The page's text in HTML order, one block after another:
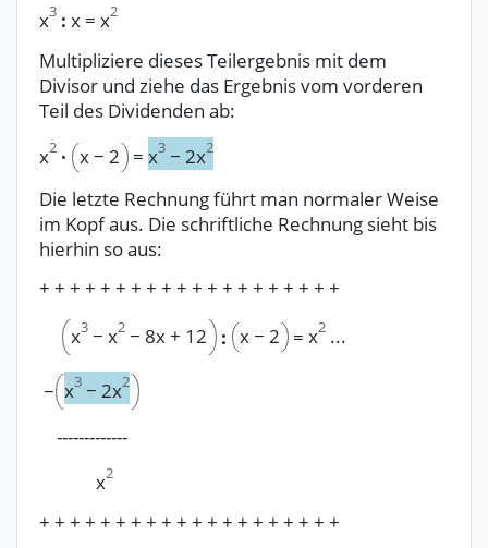
x3 : x = x2
Multipliziere dieses Teilergebnis mit dem
Divisor und ziehe das Ergebnis vom vorderen
Teil des Dividenden ab:
x2 · x− 2 = x3 − 2x2
Die letzte Rechnung führt man normaler Weise
im Kopf aus. Die schriftliche Rechnung sieht bis
hierhin so aus:
+ + + + + + + + + + + + + + + + + + + +
x3 − x2 − 8x+ 12 : x− 2 = x2 ...
− x3 − 2x2
-------------
x2
+ + + + + + + + + + + + + + + + + + + +